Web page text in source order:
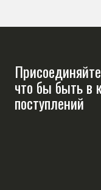
что бы быть в
поступлений